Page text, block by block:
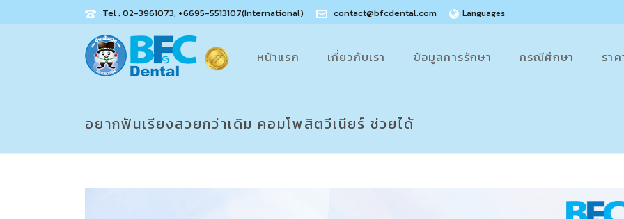
Tel : 02-3961073, +6695-5513107(International) contact@bfcdental.com Languages
หน้าแรก เกี่ยวกับเรา ข้อมูลการรักษา กรณีศึกษา รา
อยากฟันเรียงสวยกว่าเดิม คอมโพสิตวีเนียร์ ช่วยได้